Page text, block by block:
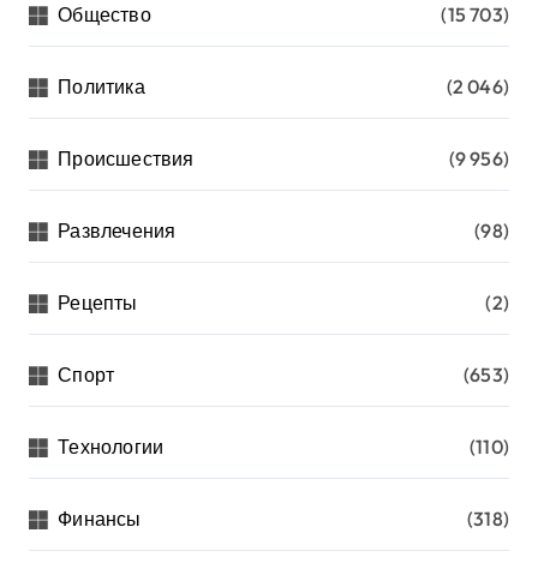
Общество (15 703)
Политика (2 046)
Происшествия (9 956)
Развлечения (98)
Рецепты (2)
Спорт (653)
Технологии (110)
Финансы (318)